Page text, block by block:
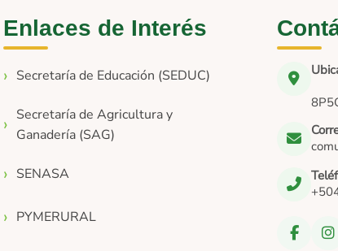
Enlaces de Interés
Secretaría de Educación (SEDUC)
Secretaría de Agricultura y
Ganadería (SAG)
SENASA
PYMERURAL